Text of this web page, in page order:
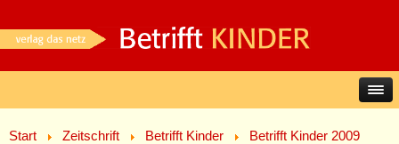
Start Zeitschrift Betrifft Kinder
Betrifft Kinder 2009